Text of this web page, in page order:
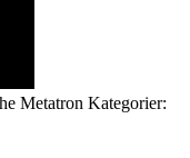
Metatron Kategorier: